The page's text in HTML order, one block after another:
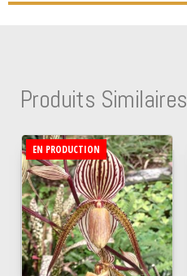
Produits Similaires
EN PRODUCTION